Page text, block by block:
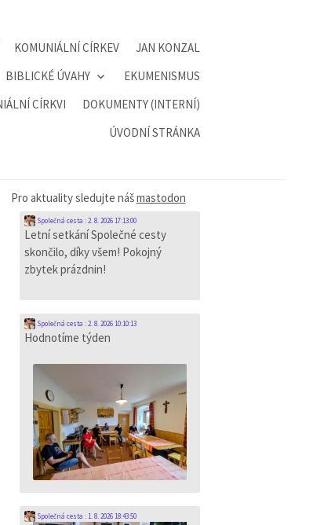
KOMUNIÁLNÍ CÍRKEV
JAN KONZAL
BIBLICKÉ ÚVAHY
EKUMENISMUS
CÍRKVI
DOKUMENTY (INTERNÍ)
ÚVODNÍ STRÁNKA
Pro aktuality sledujte nášmastodon
Společná cesta :2. 8. 2026 17:13:00
Letní setkání Společné cesty
skončilo, díky všem! Pokojný
zbytek prázdnin!
Společná cesta :2. 8. 2026 10:10:13
Hodnotíme týden
Společná cesta : 1. 8. 2026 18:43:50